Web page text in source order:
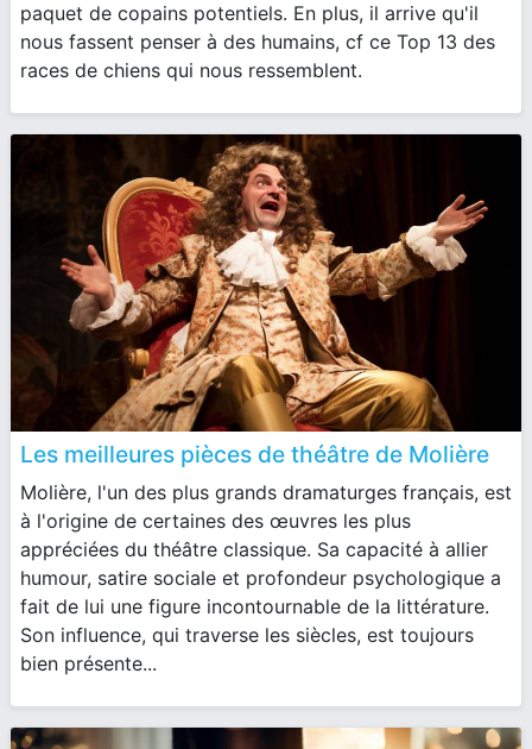
paquet de copains potentiels. En plus, il arrive qu'il
nous fassent penser à des humains, cf ce Top 13 des
races de chiens qui nous ressemblent.
Les meilleures pièces de théâtre de Molière
Molière, l'un des plus grands dramaturges français, est
à l'origine de certaines des œuvres les plus
appréciées du théâtre classique. Sa capacité à allier
humour, satire sociale et profondeur psychologique a
fait de lui une figure incontournable de la littérature.
Son influence, qui traverse les siècles, est toujours
bien présente...